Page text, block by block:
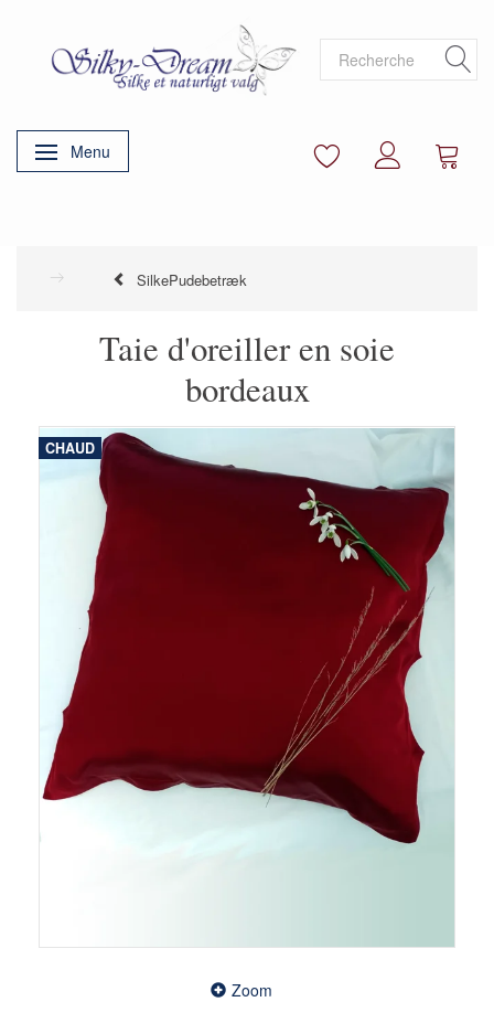
Basculer la navigation
Menu
SilkePudebetræk
Taie d'oreiller en soie
bordeaux
CHAUD
Zoom